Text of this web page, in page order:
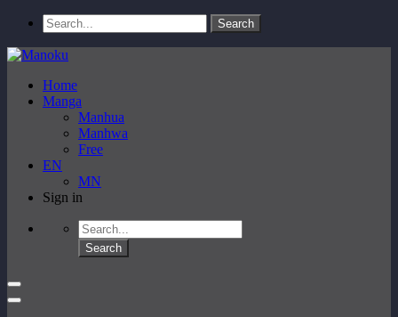
Home
Manga
Manhua
Manhwa
Free
EN
MN
Sign in